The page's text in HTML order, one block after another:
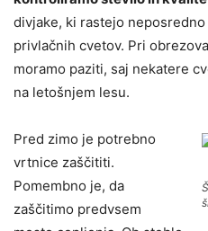
divjake, ki rastejo
privlačnih cvetov. Pri
moramo paziti, saj nekatere
na letošnjem lesu.
Pred zimo je potrebno
vrtnice zaščititi.
Pomembno je, da
zaščitimo predvsem